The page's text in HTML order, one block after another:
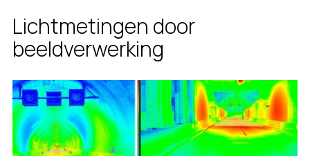
Lichtmetingen door
beeldverwerking